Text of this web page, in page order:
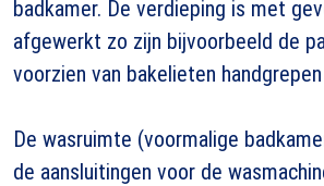
badkamer. De verdieping is met
afgewerkt zo zijn bijvoorbeeld de
voorzien van bakelieten handgrepen
De wasruimte (voormalige
de aansluitingen voor de